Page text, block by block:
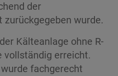
der
wurde.
der Kälteanlage ohne R-
vollständig erreicht.
fachgerecht